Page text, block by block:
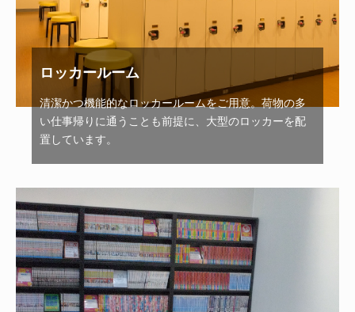
ロッカールーム
清潔かつ機能的なロッカールームをご用意。荷物の多
い仕事帰りに通うことも前提に、大型のロッカーを配
置しています。